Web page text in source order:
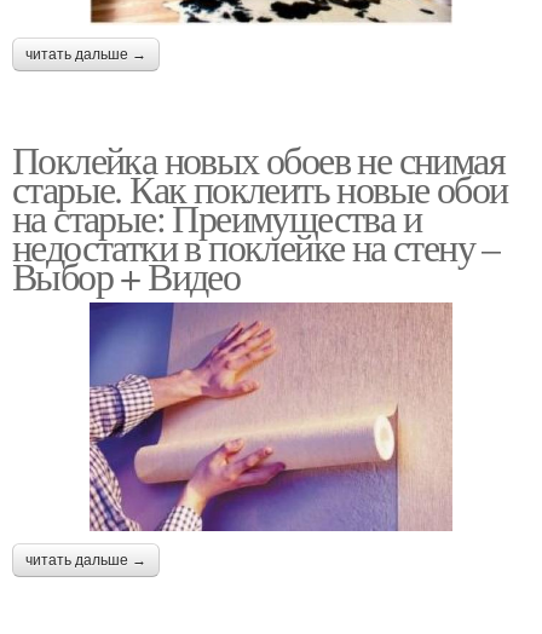
читать дальше →
Поклейка новых обоев не снимая
старые. Как поклеить новые обои
на старые: Преимущества и
недостатки в поклейке на стену –
Выбор + Видео
читать дальше →